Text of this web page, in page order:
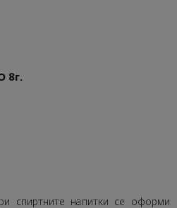
8г.
спиртните напитки се оформи